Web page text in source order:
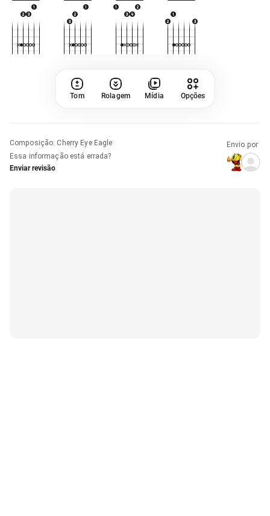
Tom Rolagem Mídia Opções
Composição: Cherry Eye Eagle
Essa informação está errada?
Enviar revisão
Envio por